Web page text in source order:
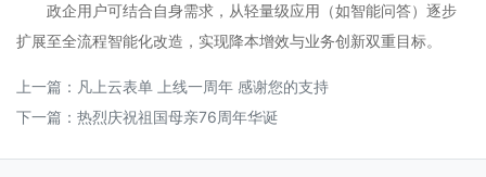
政企用户可结合自身需求，从轻量级应用（如智能问答）逐步
扩展至全流程智能化改造，实现降本增效与业务创新双重目标。
上一篇： 凡上云表单 上线一周年 感谢您的支持
下一篇： 热烈庆祝祖国母亲76周年华诞